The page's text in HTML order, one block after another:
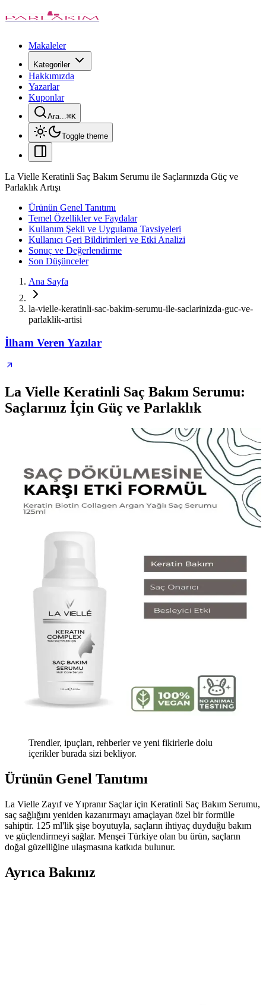
Makaleler
Kategoriler
Hakkımızda
Yazarlar
Kuponlar
Ara...⌘K
Toggle theme
La Vielle Keratinli Saç Bakım Serumu ile Saçlarınızda Güç ve
Parlaklık Artışı
Ürünün Genel Tanıtımı
Temel Özellikler ve Faydalar
Kullanım Şekli ve Uygulama Tavsiyeleri
Kullanıcı Geri Bildirimleri ve Etki Analizi
Sonuç ve Değerlendirme
Son Düşünceler
Ana Sayfa
la-vielle-keratinli-sac-bakim-serumu-ile-saclarinizda-guc-ve-
parlaklik-artisi
İlham Veren Yazılar
La Vielle Keratinli Saç Bakım Serumu:
Saçlarınız İçin Güç ve Parlaklık
Trendler, ipuçları, rehberler ve yeni fikirlerle dolu
içerikler burada sizi bekliyor.
Ürünün Genel Tanıtımı
La Vielle Zayıf ve Yıpranır Saçlar için Keratinli Saç Bakım Serumu,
saç sağlığını yeniden kazanırmayı amaçlayan özel bir formüle
sahiptir. 125 ml'lik şişe boyutuyla, saçların ihtiyaç duyduğu bakım
ve güçlendirmeyi sağlar. Menşei Türkiye olan bu ürün, saçların
doğal güzelliğine ulaşmasına katkıda bulunur.
Ayrıca Bakınız